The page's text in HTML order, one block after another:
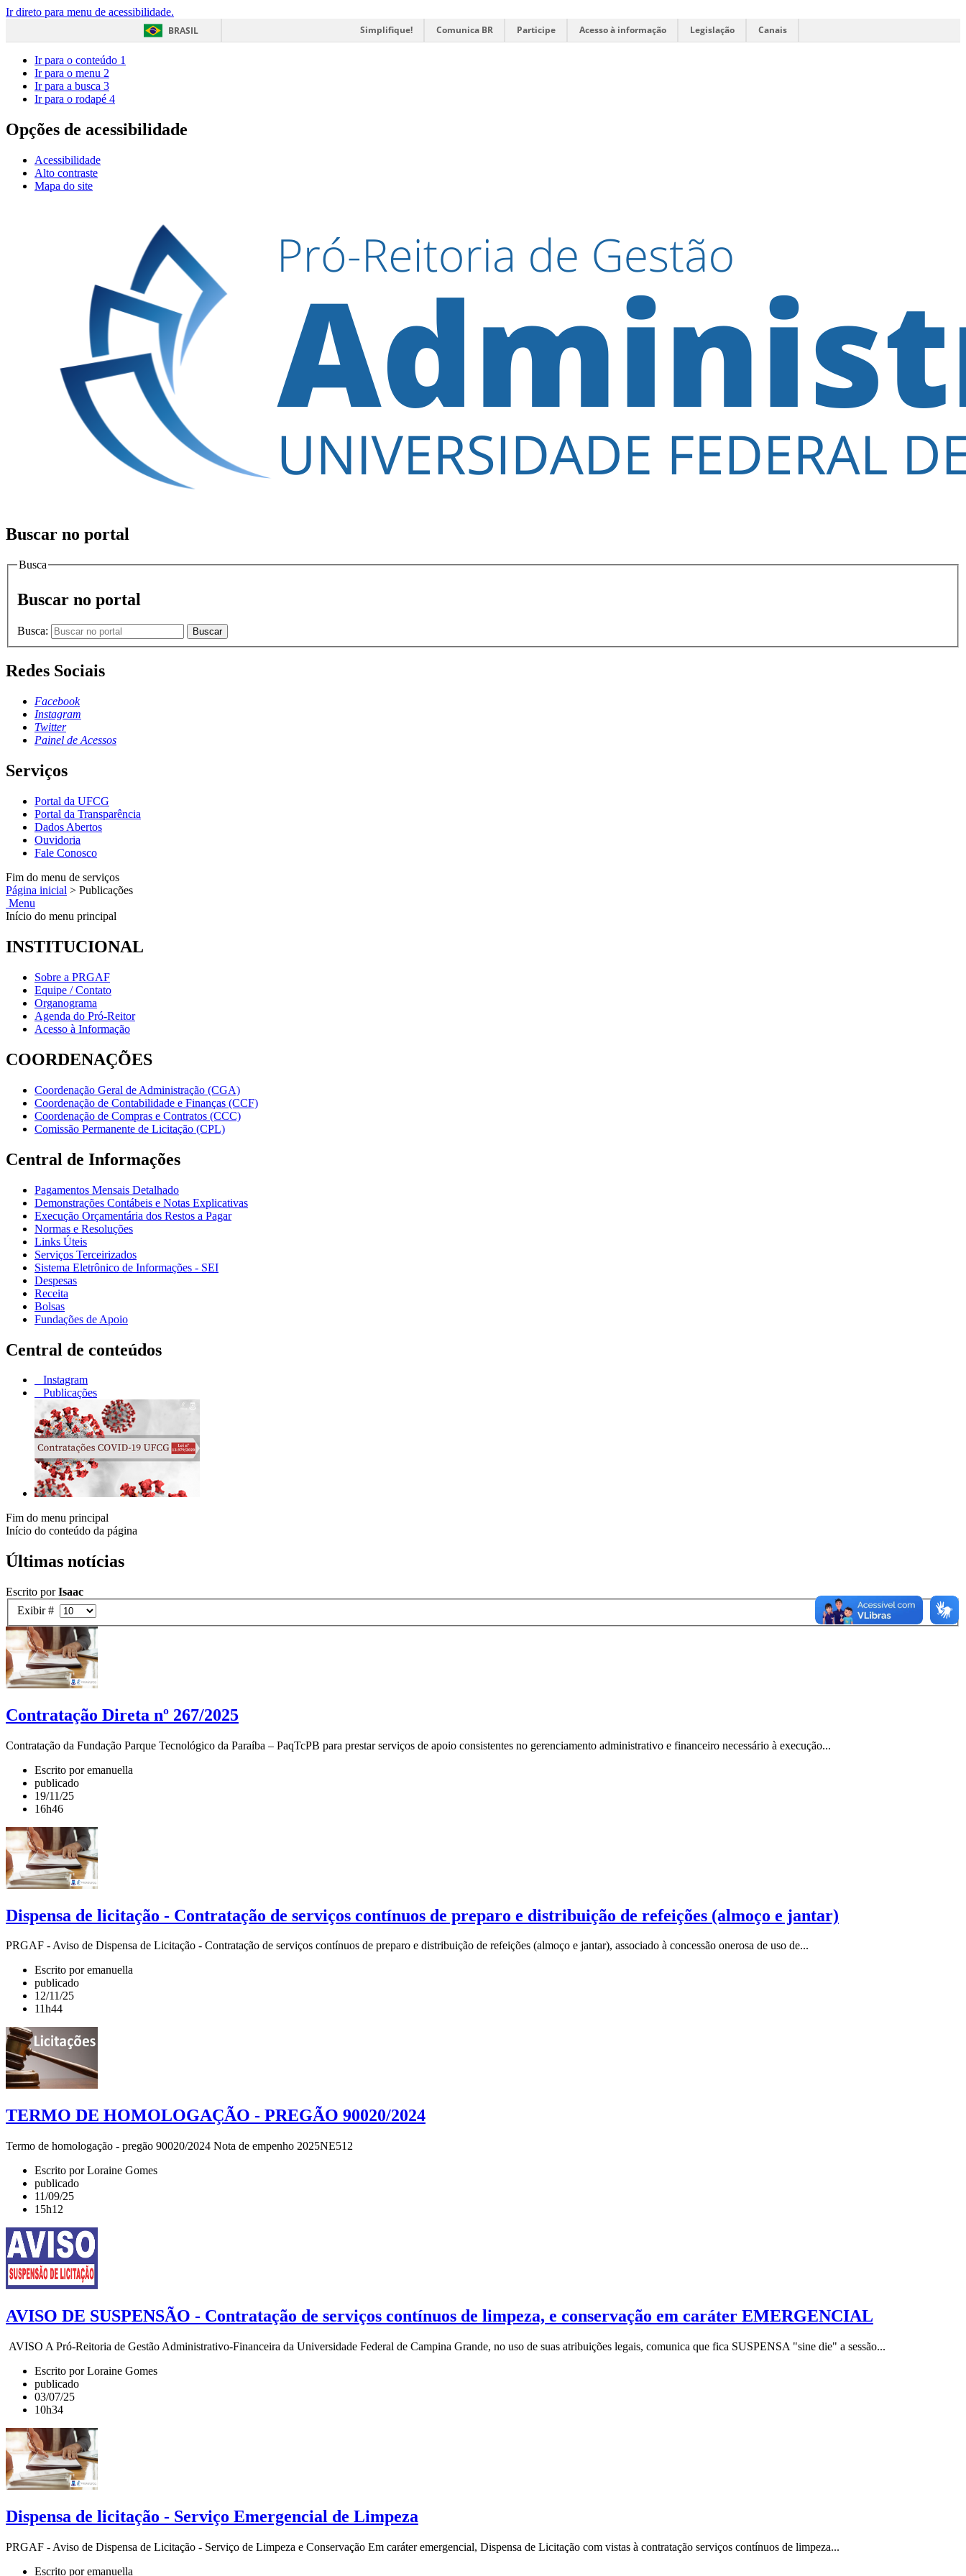
Ir direto para menu de acessibilidade.
BRASIL
Simplifique! Comunica BR Participe Acesso à informação Legislação Canais
Ir para o conteúdo 1
Ir para o menu 2
Ir para a busca 3
Ir para o rodapé 4
Opções de acessibilidade
Acessibilidade
Alto contraste
Mapa do site
Buscar no portal
Busca
Buscar no portal
Busca: Buscar
Redes Sociais
Facebook
Instagram
Twitter
Painel de Acessos
Serviços
Portal da UFCG
Portal da Transparência
Dados Abertos
Ouvidoria
Fale Conosco
Fim do menu de serviços
Página inicial > Publicações
Menu
Início do menu principal
INSTITUCIONAL
Sobre a PRGAF
Equipe / Contato
Organograma
Agenda do Pró-Reitor
Acesso à Informação
COORDENAÇÕES
Coordenação Geral de Administração (CGA)
Coordenação de Contabilidade e Finanças (CCF)
Coordenação de Compras e Contratos (CCC)
Comissão Permanente de Licitação (CPL)
Central de Informações
Pagamentos Mensais Detalhado
Demonstrações Contábeis e Notas Explicativas
Execução Orçamentária dos Restos a Pagar
Normas e Resoluções
Links Úteis
Serviços Terceirizados
Sistema Eletrônico de Informações - SEI
Despesas
Receita
Bolsas
Fundações de Apoio
Central de conteúdos
Instagram
Publicações
Fim do menu principal
Início do conteúdo da página
Últimas notícias
Escrito porIsaac
Exibir #
Contratação Direta nº 267/2025
Contratação da Fundação Parque Tecnológico da Paraíba – PaqTcPB para prestar serviços de apoio consistentes no gerenciamento administrativo e financeiro necessário à execução...
Escrito por emanuella
publicado
19/11/25
16h46
Dispensa de licitação - Contratação de serviços contínuos de preparo e distribuição de refeições (almoço e jantar)
PRGAF - Aviso de Dispensa de Licitação - Contratação de serviços contínuos de preparo e distribuição de refeições (almoço e jantar), associado à concessão onerosa de uso de...
Escrito por emanuella
publicado
12/11/25
11h44
TERMO DE HOMOLOGAÇÃO - PREGÃO 90020/2024
Termo de homologação - pregão 90020/2024 Nota de empenho 2025NE512
Escrito por Loraine Gomes
publicado
11/09/25
15h12
AVISO DE SUSPENSÃO - Contratação de serviços contínuos de limpeza, e conservação em caráter EMERGENCIAL
AVISO A Pró-Reitoria de Gestão Administrativo-Financeira da Universidade Federal de Campina Grande, no uso de suas atribuições legais, comunica que fica SUSPENSA "sine die" a sessão...
Escrito por Loraine Gomes
publicado
03/07/25
10h34
Dispensa de licitação - Serviço Emergencial de Limpeza
PRGAF - Aviso de Dispensa de Licitação - Serviço de Limpeza e Conservação Em caráter emergencial, Dispensa de Licitação com vistas à contratação serviços contínuos de limpeza...
Escrito por emanuella